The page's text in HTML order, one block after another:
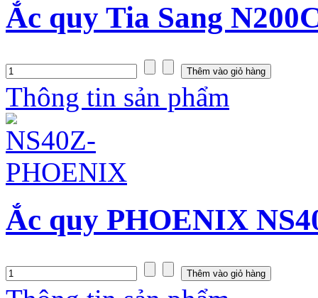
Ắc quy Tia Sang
Thông tin sản phẩm
Ắc quy PHOENIX